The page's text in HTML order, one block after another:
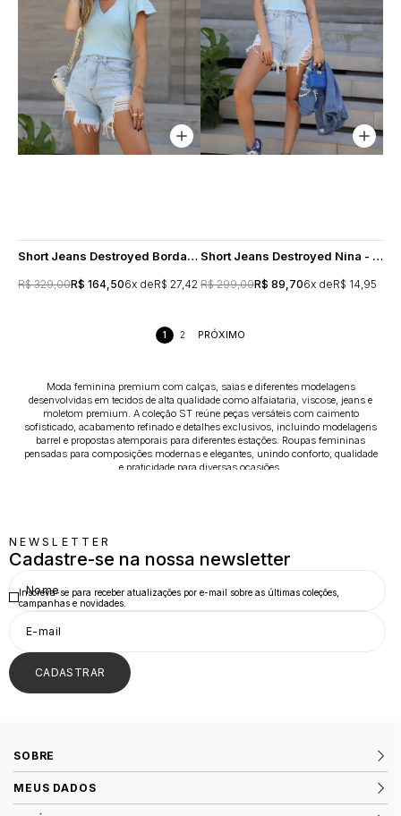
Short Jeans Destroyed Bordado Cristais Nina - Lavagem Clara
R$ 329,00R$ 164,506x R$ 27,42
Short Jeans Destroyed Nina - Lavagem Clara
R$ 299,00R$ 89,706x R$ 14,95
1 2
Moda feminina premium com calças, saias e diferentes modelagens
desenvolvidas em tecidos de alta qualidade como alfaiataria, viscose, jeans e
moletom premium. A coleção ST reúne peças versáteis com caimento
sofisticado, acabamento refinado e detalhes exclusivos, incluindo modelagens
barrel e propostas atemporais para diferentes estações. Roupas femininas
pensadas para composições modernas e elegantes, unindo conforto, qualidade
e praticidade para diversas ocasiões.
NEWSLETTER
Cadastre-se na nossa newsletter
CADASTRAR
Inscreva-se para receber atualizações por e-mail sobre as últimas coleções,
campanhas e novidades.
SOBRE
MEUS DADOS